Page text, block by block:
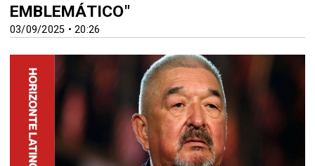
03/09/2025 • 20:26
EMBLEMÁTICO"